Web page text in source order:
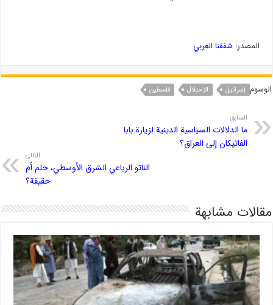
المصدر: شفقنا العربي
الوسوم إسرائیل الإحتلال فلسطین
السابق
ما الدلالات السياسية الدينية لزيارة بابا
الفاتيكان إلى العراق؟
التالي
الناتو الرباعي الشرق الأوسطي، حلم أم
حقيقة؟
مقالات مشابهة